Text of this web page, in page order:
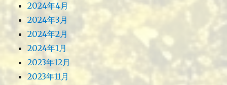
2024年4月
2024年3月
2024年2月
2024年1月
2023年12月
2023年11月